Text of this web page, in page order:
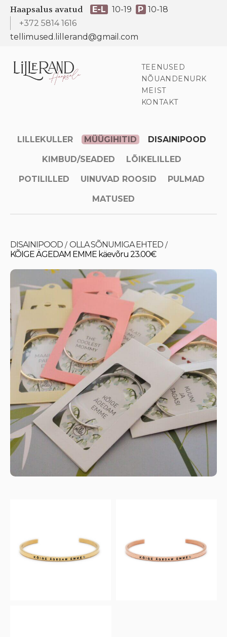
Haapsalus avatud E-L 10-19 P 10-18
+372 5814 1616
tellimused.lillerand@gmail.com
TEENUSED
NÕUANDENURK
MEIST
KONTAKT
LILLEKULLER MÜÜGIHITID DISAINIPOOD
KIMBUD/SEADED LÕIKELILLED
POTILILLED UINUVAD ROOSID PULMAD
MATUSED
DISAINIPOOD / OLLA SÕNUMIGA EHTED /
KÕIGE ÄGEDAM EMME käevõru 23.00€